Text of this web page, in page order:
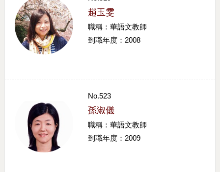
趙玉雯
職稱：華語文教師
到職年度：2008
No.523
孫淑儀
職稱：華語文教師
到職年度：2009